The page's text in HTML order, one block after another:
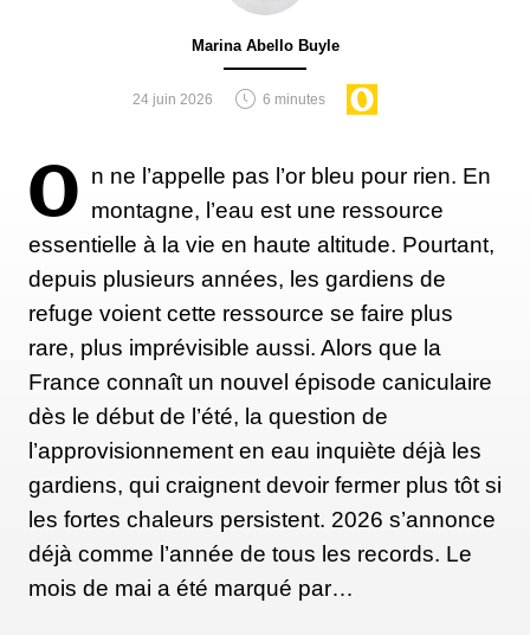
Marina Abello Buyle
24 juin 2026 6 minutes
O n ne l’appelle pas l’or bleu pour rien. En
montagne, l’eau est une ressource
essentielle à la vie en haute altitude. Pourtant,
depuis plusieurs années, les gardiens de
refuge voient cette ressource se faire plus
rare, plus imprévisible aussi. Alors que la
France connaît un nouvel épisode caniculaire
dès le début de l’été, la question de
l’approvisionnement en eau inquiète déjà les
gardiens, qui craignent devoir fermer plus tôt si
les fortes chaleurs persistent. 2026 s’annonce
déjà comme l’année de tous les records. Le
mois de mai a été marqué par…